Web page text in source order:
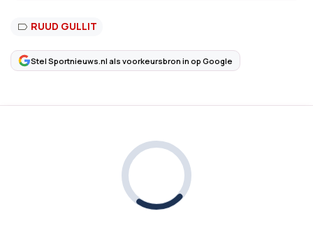
RUUD GULLIT
Stel Sportnieuws.nl als voorkeursbron in op Google